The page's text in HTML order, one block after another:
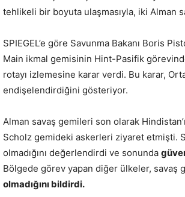
tehlikeli bir boyuta ulaşmasıyla, iki Alman
SPIEGEL’e göre Savunma Bakanı Boris
Main ikmal gemisinin Hint-Pasifik
rotayı izlemesine karar verdi. Bu karar,
endişelendirdiğini gösteriyor.
Alman savaş gemileri son olarak
Scholz gemideki askerleri ziyaret etmişti.
olmadığını değerlendirdi ve sonunda
Bölgede görev yapan diğer ülkeler, savaş
olmadığını bildirdi.